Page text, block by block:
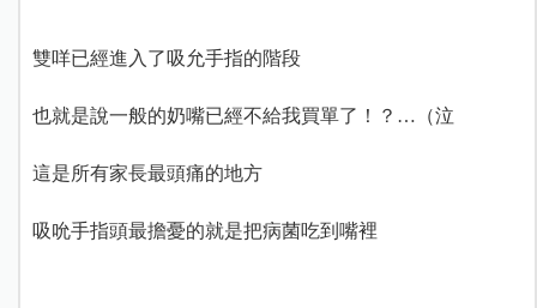
雙咩已經進入了吸允手指的階段
也就是說一般的奶嘴已經不給我買單了！？…（泣
這是所有家長最頭痛的地方
吸吮手指頭最擔憂的就是把病菌吃到嘴裡